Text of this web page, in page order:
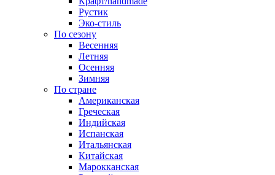
Рустик
Эко-стиль
По сезону
Весенняя
Летняя
Осенняя
Зимняя
По стране
Американская
Греческая
Индийская
Испанская
Итальянская
Китайская
Марокканская